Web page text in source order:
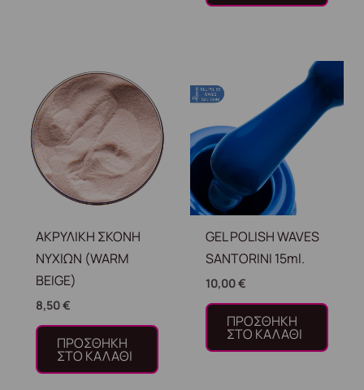
ΑΚΡΥΛΙΚΗ ΣΚΟΝΗ
ΝΥΧΙΩΝ (WARM
BEIGE)
8,50€
ΠΡΟΣΘΉΚΗ
ΣΤΟ ΚΑΛΆΘΙ
GEL POLISH WAVES
SANTORINI 15ml.
10,00€
ΠΡΟΣΘΉΚΗ
ΣΤΟ ΚΑΛΆΘΙ